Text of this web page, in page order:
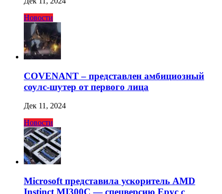
Новости
COVENANT – представлен амбициозный
соулс-шутер от первого лица
Дек 11, 2024
Новости
Microsoft представила ускоритель AMD
Instinct MI300C — спецверсию Epyc с